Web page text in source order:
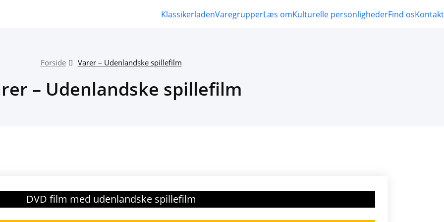
KlassikerladenVaregrupperLæs omKulturelle personlighederFind osKontakt
Forside Varer – Udenlandske spillefilm
– Udenlandske spillefilm
DVD film med udenlandske spillefilm